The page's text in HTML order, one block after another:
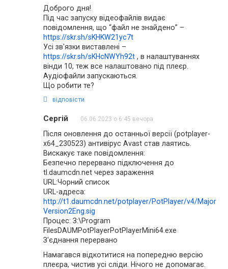
Доброго дня!
Під час запуску відеофайлів видає
повідомлення, що “файл не знайдено” –
https://skr.sh/sKHKW21yc7t
Усі зв'язки виставлені –
https://skr.sh/sKHcNWYh92t , в налаштуваннях
вінди 10, теж все налаштовано під плеєр.
Аудіофайли запускаються.
Що робити те?
відповісти
Сергій 06.06.2023 о 6:45 вечора
Після оновлення до останньої версії (potplayer-
x64_230523) антивірус Avast став лаятись.
Вискакує таке повідомлення:
Безпечно перервано підключення до
tl.daumcdn.net через зараження
URL:Чорний список
URL-адреса:
http://t1.daumcdn.net/potplayer/PotPlayer/v4/Major
Version2Eng.sig
Процес: З:\Program
FilesDAUMPotPlayerPotPlayerMini64.exe
З'єднання перервано
Намагався відкотитися на попередню версію
плеєра, чистив усі сліди. Нічого не допомагає.